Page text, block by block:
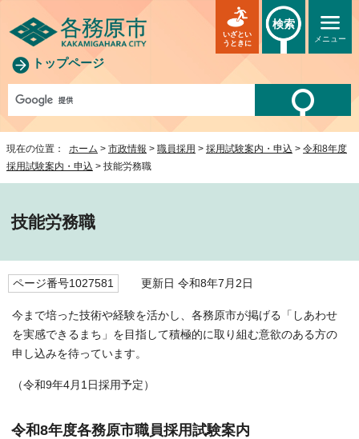
トップページ
メニュー
いざとい
うときに
検索
現在の位置： ホーム > 市政情報 > 職員採用 > 採用試験案内・申込 > 令和8年度
採用試験案内・申込 > 技能労務職
技能労務職
ページ番号1027581 更新日 令和8年7月2日
今まで培った技術や経験を活かし、各務原市が掲げる「しあわせ
を実感できるまち」を目指して積極的に取り組む意欲のある方の
申し込みを待っています。
（令和9年4月1日採用予定）
令和8年度各務原市職員採用試験案内